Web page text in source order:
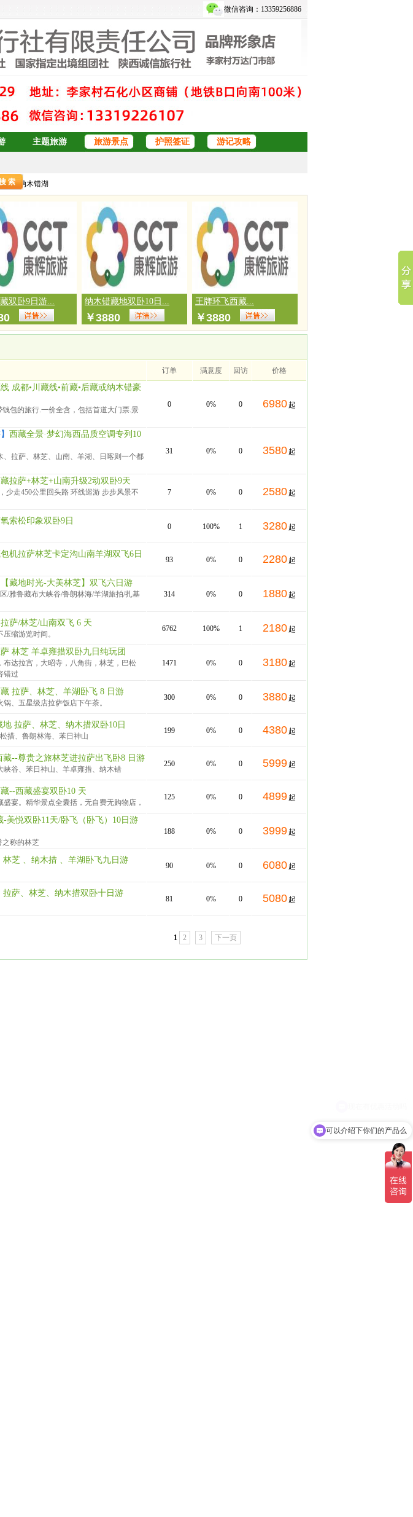
微信咨询：13359256886
主题旅游 旅游景点 护照签证 游记攻略
6日游
安到纳木错湖
双卧9日游... 纳木错藏地双卧10日...
￥3880
王牌环飞西藏...
￥3880
订单 满意度 回访 价格
成都•川藏线•前藏•后藏或纳木错豪
包的旅行.一价全含，包括首道大门票.景
0 0% 0 6980 起
西藏全景·梦幻海西品质空调专列10
、拉萨、林芝、山南、羊湖、日喀则一个都
31 0% 0 3580 起
拉萨+林芝+山南升级2动双卧9天
少走450公里回头路 环线巡游 步步风景不
7 0% 0 2580 起
索松印象双卧9日
0 100% 1 3280 起
机拉萨林芝卡定沟山南羊湖双飞6日
93 0% 0 2280 起
【藏地时光-大美林芝】双飞六日游
/雅鲁藏布大峡谷/鲁朗林海/羊湖旅拍/扎基
314 0% 0 1880 起
萨/林芝/山南双飞 6 天
缩游览时间。
6762 100% 1 2180 起
林芝 羊卓雍措双卧九日纯玩团
布达拉宫，大昭寺，八角街，林芝，巴松
错过
1471 0% 0 3180 起
拉萨、林芝、羊湖卧飞 8 日游
、五星级店拉萨饭店下午茶。
300 0% 0 3880 起
地 拉萨、林芝、纳木措双卧10日
措、鲁朗林海、苯日神山
199 0% 0 4380 起
藏--尊贵之旅林芝进拉萨出飞卧8 日游
峡谷、苯日神山、羊卓雍措、纳木错
250 0% 0 5999 起
--西藏盛宴双卧10 天
宴。精华景点全囊括，无自费无购物店，
125 0% 0 4899 起
-美悦双卧11天/卧飞（卧飞）10日游
之称的林芝
188 0% 0 3999 起
林芝 、纳木措 、羊湖卧飞九日游
90 0% 0 6080 起
拉萨、林芝、纳木措双卧十日游
81 0% 0 5080 起
1 2 3 下一页
可以介绍下你们的产品么